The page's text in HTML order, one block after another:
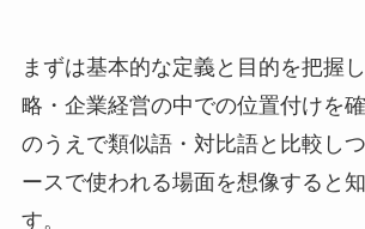
まずは基本的な定義と目的を把握
略・企業経営の中での位置付けを
のうえで類似語・対比語と比較し
ースで使われる場面を想像すると
す。